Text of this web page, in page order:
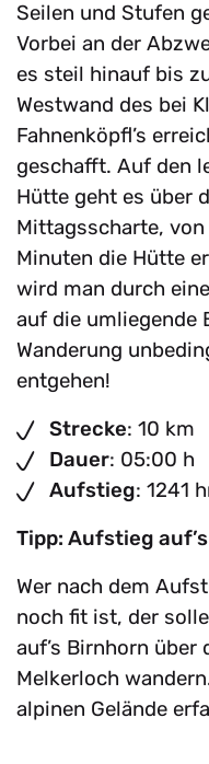
Seilen und Stufen
Vorbei an der
es steil hinauf bis
Westwand des bei
Fahnenköpfl’s
geschafft. Auf den
Hütte geht es über
Mittagsscharte,
Minuten die Hütte
wird man durch
auf die umliegende
Wanderung
entgehen!
Strecke: 10 km
Dauer: 05:00 h
Aufstieg: 1241
Tipp: Aufstieg
Wer nach dem
noch fit ist, der
auf’s Birnhorn über
Melkerloch
alpinen Gelände